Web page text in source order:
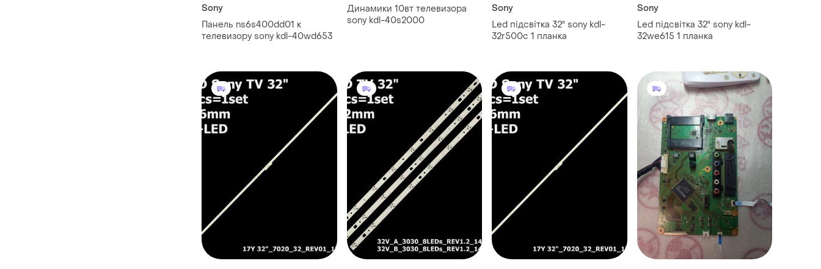
Sony
Панель ns6s400dd01 к
телевизору sony kdl-40wd653
Динамики 10вт телевизора
sony kdl-40s2000
Sony
Led підсвітка 32" sony kdl-
32r500c 1 планка
Sony
Led підсвітка 32" sony kdl-
32we615 1 планка